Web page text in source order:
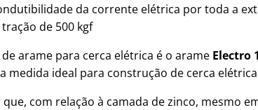
da corrente elétrica por toda a
de 500 kgf
arame para cerca elétrica é o arame Electro
medida ideal para construção de cerca
com relação à camada de zinco, mesmo